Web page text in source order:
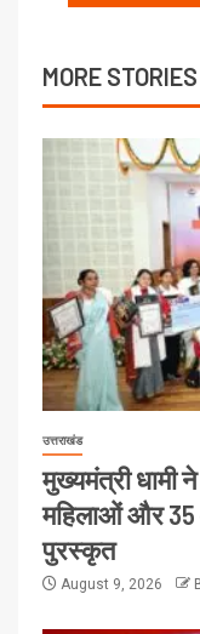
MORE STORIES
उत्तराखंड
मुख्यमंत्री धामी
महिलाओं और 35
पुरस्कृत
August 9, 2026